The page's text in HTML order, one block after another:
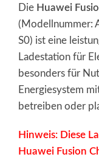
Die Huawei
(Modellnummer:
S0) ist eine
Ladestation für
besonders für
Energiesystem
betreiben oder
Hinweis: Diese
Huawei Fusion